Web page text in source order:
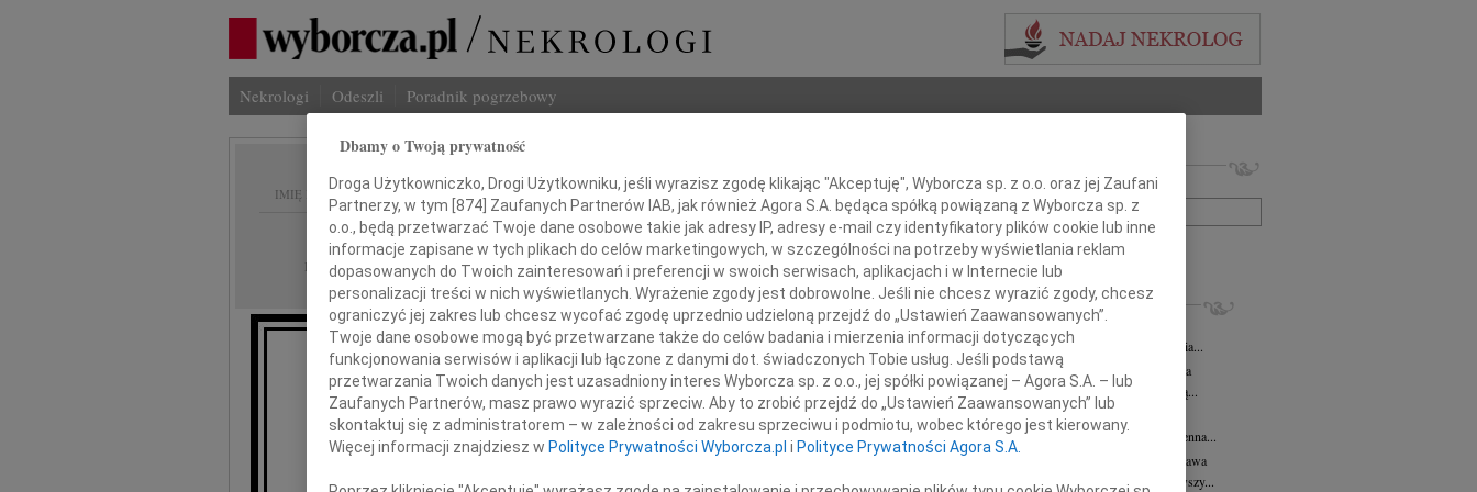
Nekrologi Odeszli Poradnik pogrzebowy
IMIĘ I NAZWISKO:
REGION: Wrocław, Warszawa
DATA EMISJI: 30.10.2009
Z wielkim żalem przyjęliśmy wiadomość o tragicznej śmierci
naszego Kolegi
Imię i nazwisko lub numer ogłoszenia:
+ szukanie zaawansowane
INNE NEKROLOGI
Asia Kułakowska 07.08.2026
Asia Kułakowska 8 czerwca 1984 - 9 sierpnia...
Małgorzata Kościelska
Warszawa
Z żalem żegnam prof. Małgorzatę Kościelską...
Janusz Goetze
07.08.2026
Janusz Goetze adwokat 9 lat bez Ciebie Bożenna...
Wacława Stec-Myśliwska
Warszawa
W dniu 4 sierpnia 2026 roku zmarła przeżywszy...
Dbamy o Twoją prywatność
Droga Użytkowniczko, Drogi Użytkowniku, jeśli wyrazisz zgodę klikając "Akceptuję", Wyborcza sp. z o.o. oraz jej Zaufani
Partnerzy, w tym [874] Zaufanych Partnerów IAB, jak również Agora S.A. będąca spółką powiązaną z Wyborcza sp. z
o.o., będą przetwarzać Twoje dane osobowe takie jak adresy IP, adresy e-mail czy identyfikatory plików cookie lub inne
informacje zapisane w tych plikach do celów marketingowych, w szczególności na potrzeby wyświetlania reklam
dopasowanych do Twoich zainteresowań i preferencji w swoich serwisach, aplikacjach i w Internecie lub
personalizacji treści w nich wyświetlanych. Wyrażenie zgody jest dobrowolne. Jeśli nie chcesz wyrazić zgody, chcesz
ograniczyć jej zakres lub chcesz wycofać zgodę uprzednio udzieloną przejdź do „Ustawień Zaawansowanych”.
Twoje dane osobowe mogą być przetwarzane także do celów badania i mierzenia informacji dotyczących
funkcjonowania serwisów i aplikacji lub łączone z danymi dot. świadczonych Tobie usług. Jeśli podstawą
przetwarzania Twoich danych jest uzasadniony interes Wyborcza sp. z o.o., jej spółki powiązanej – Agora S.A. – lub
Zaufanych Partnerów, masz prawo wyrazić sprzeciw. Aby to zrobić przejdź do „Ustawień Zaawansowanych” lub
skontaktuj się z administratorem – w zależności od zakresu sprzeciwu i podmiotu, wobec którego jest kierowany.
Więcej informacji znajdziesz w Polityce Prywatności Wyborcza.pl i Polityce Prywatności Agora S.A.